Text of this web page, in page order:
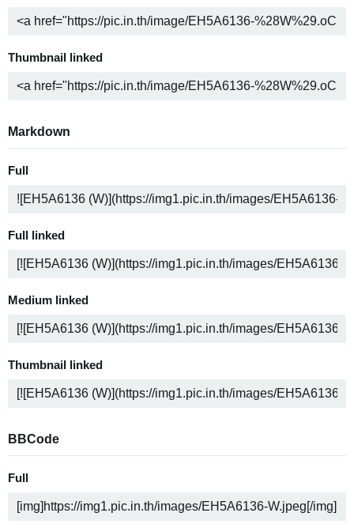
Thumbnail linked
Markdown
Full
Full linked
Medium linked
Thumbnail linked
BBCode
Full